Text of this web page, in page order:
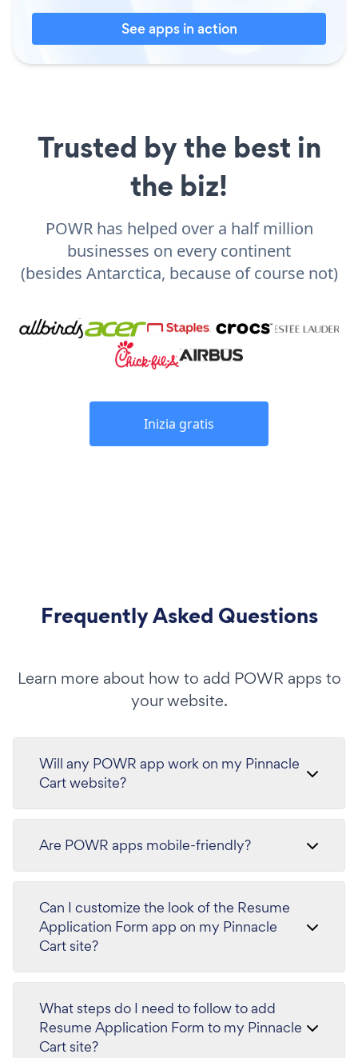
See apps in action
Trusted by the best in
the biz!
POWR has helped over a half million
businesses on every continent
(besides Antarctica, because of course not)
Inizia gratis
Frequently Asked Questions
Learn more about how to add POWR apps to
your website.
Will any POWR app work on my Pinnacle
Cart website?
Are POWR apps mobile-friendly?
Can I customize the look of the Resume
Application Form app on my Pinnacle
Cart site?
What steps do I need to follow to add
Resume Application Form to my Pinnacle
Cart site?